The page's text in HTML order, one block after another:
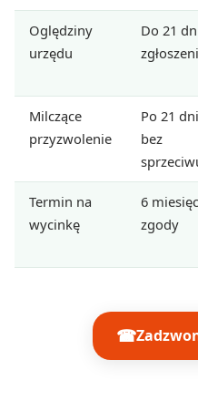
Oględziny
urzędu
Do 21
Milczące
przyzwolenie
Po 21
bez
Termin na
wycinkę
6
zgody
☎